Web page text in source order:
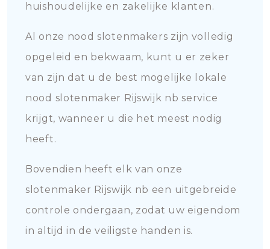
huishoudelijke en zakelijke klanten.
Al onze nood slotenmakers zijn volledig
opgeleid en bekwaam, kunt u er zeker
van zijn dat u de best mogelijke lokale
nood slotenmaker Rijswijk nb service
krijgt, wanneer u die het meest nodig
heeft.
Bovendien heeft elk van onze
slotenmaker Rijswijk nb een uitgebreide
controle ondergaan, zodat uw eigendom
in altijd in de veiligste handen is.